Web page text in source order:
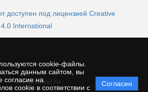
cookie-файлы.
данным сайтом, вы
согласие на
cookie в соответствии с
Согласен
доступен под лицензией Creative
International
© vestnikkui.ru